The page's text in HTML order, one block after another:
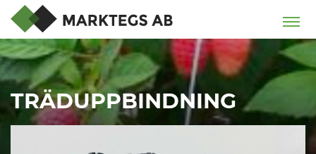
TRÄDUPPBINDNING